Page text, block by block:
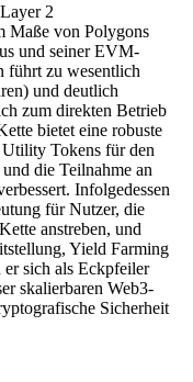
2
Maße von Polygons
und seiner EVM-
führt zu wesentlich
und deutlich
zum direkten Betrieb
bietet eine robuste
Tokens für den
die Teilnahme an
Infolgedessen
für Nutzer, die
anstreben, und
Yield Farming
sich als Eckpfeiler
skalierbaren Web3-
Sicherheit